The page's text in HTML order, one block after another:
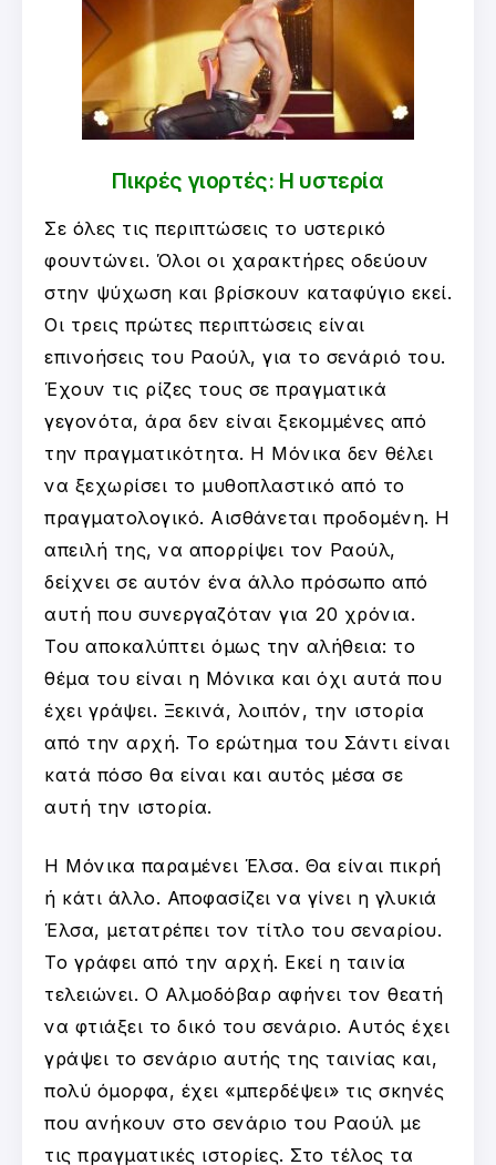
Πικρές γιορτές: Η υστερία
Σε όλες τις περιπτώσεις το υστερικό
φουντώνει. Όλοι οι χαρακτήρες οδεύουν
στην ψύχωση και βρίσκουν καταφύγιο εκεί.
Οι τρεις πρώτες περιπτώσεις είναι
επινοήσεις του Ραούλ, για το σενάριό του.
Έχουν τις ρίζες τους σε πραγματικά
γεγονότα, άρα δεν είναι ξεκομμένες από
την πραγματικότητα. Η Μόνικα δεν θέλει
να ξεχωρίσει το μυθοπλαστικό από το
πραγματολογικό. Αισθάνεται προδομένη. Η
απειλή της, να απορρίψει τον Ραούλ,
δείχνει σε αυτόν ένα άλλο πρόσωπο από
αυτή που συνεργαζόταν για 20 χρόνια.
Του αποκαλύπτει όμως την αλήθεια: το
θέμα του είναι η Μόνικα και όχι αυτά που
έχει γράψει. Ξεκινά, λοιπόν, την ιστορία
από την αρχή. Το ερώτημα του Σάντι είναι
κατά πόσο θα είναι και αυτός μέσα σε
αυτή την ιστορία.
Η Μόνικα παραμένει Έλσα. Θα είναι πικρή
ή κάτι άλλο. Αποφασίζει να γίνει η γλυκιά
Έλσα, μετατρέπει τον τίτλο του σεναρίου.
Το γράφει από την αρχή. Εκεί η ταινία
τελειώνει. Ο Αλμοδόβαρ αφήνει τον θεατή
να φτιάξει το δικό του σενάριο. Αυτός έχει
γράψει το σενάριο αυτής της ταινίας και,
πολύ όμορφα, έχει «μπερδέψει» τις σκηνές
που ανήκουν στο σενάριο του Ραούλ με
τις πραγματικές ιστορίες. Στο τέλος τα